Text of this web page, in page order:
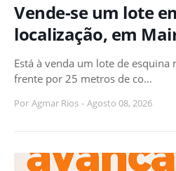
Vende-se um lote
localização, em
Está à venda um lote de
frente por 25 metros de co…
Por Agmar Rios - Agosto 08, 2026